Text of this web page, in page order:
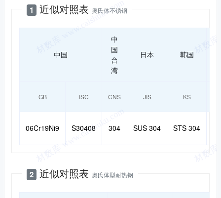
1 近似对照表 奥氏体不锈钢
中国
中
国
台
湾
日本 韩国
GB ISC CNS JIS KS
06Cr19Ni9 S30408 304 SUS 304 STS 304
2 近似对照表 奥氏体型耐热钢